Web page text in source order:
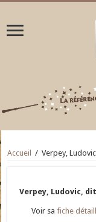
Accueil / Verpey,
Verpey, Ludovic,
Voir safiche